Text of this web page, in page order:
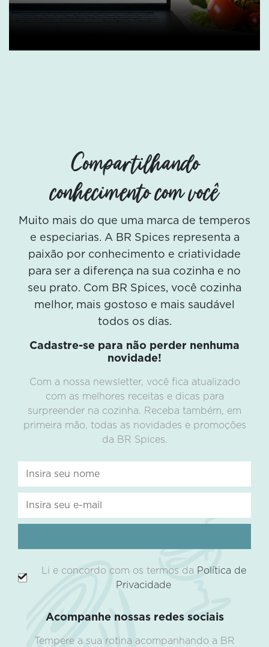
Compartilhando
conhecimento com você
Muito mais do que uma marca de temperos
e especiarias. A BR Spices representa a
paixão por conhecimento e criatividade
para ser a diferença na sua cozinha e no
seu prato. Com BR Spices, você cozinha
melhor, mais gostoso e mais saudável
todos os dias.
Cadastre-se para não perder nenhuma
novidade!
Com a nossa newsletter, você fica atualizado
com as melhores receitas e dicas para
surpreender na cozinha. Receba também, em
primeira mão, todas as novidades e promoções
da BR Spices.
Li e concordo com os termos da Política de
Privacidade
Acompanhe nossas redes sociais
Tempere a sua rotina acompanhando a BR